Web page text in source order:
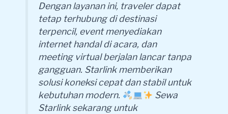
Dengan layanan ini, traveler dapat
tetap terhubung di destinasi
terpencil, event menyediakan
internet handal di acara, dan
meeting virtual berjalan lancar tanpa
gangguan. Starlink memberikan
solusi koneksi cepat dan stabil untuk
kebutuhan modern.
Sewa
Starlink sekarang untuk